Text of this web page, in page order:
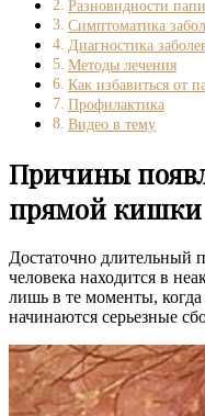
Разновидности
Симптоматика
Диагностика
Методы лечения
Как избавиться от
Профилактика
Видео в тему
Причины
прямой кишки
Достаточно длительный
человека находится в
лишь в те моменты,
начинаются серьезные